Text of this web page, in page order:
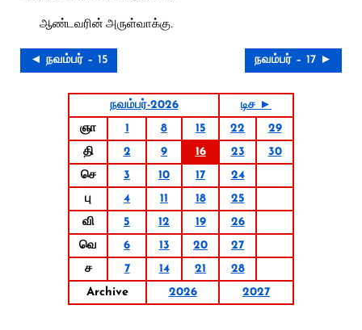
ஆண்டவரின் அருள்வாக்கு.
◄ நவம்பர் – 15 நவம்பர் – 17 ►
நவம்பர்-2026
டிச ►
ஞா
1 8 15 22
29
தி
2 9 16 23
30
செ
3 10 17
24
பு
4 11 18
25
வி
5 12 19
26
வெ
6 13 20
27
ச
7 14 21
28
Archive
2026 2027